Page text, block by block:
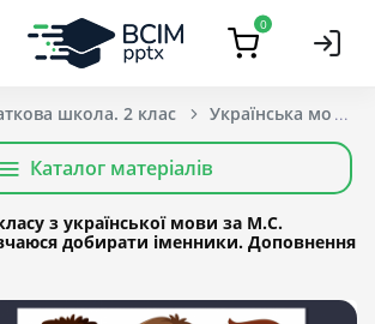
0
школа. 2 клас Українська мова
Каталог матеріалів
з української мови за М.С.
добирати іменники. Доповнення